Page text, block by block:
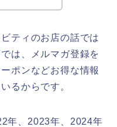
ティのお店の話では
は、メルマガ登録を
ポンなどお得な情報
るからです。
年、2023年、2024年